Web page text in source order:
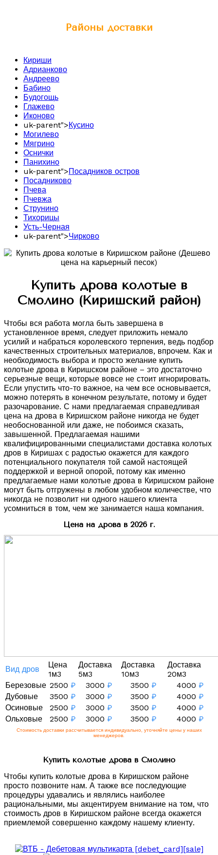
Районы доставки
Кириши
Адрианково
Андреево
Бабино
Будогощь
Глажево
Иконово
uk-parent">Кусино
Могилево
Мягрино
Оснички
Панихино
uk-parent">Посадников остров
Посадниково
Пчева
Пчевжа
Струнино
Тихорицы
Усть-Черная
uk-parent">Чирково
Купить дрова колотые в
Смолино (Киришский район)
Чтобы вся работа могла быть завершена в
установленное время, следует приложить немало
усилий и набраться королевского терпения, ведь подбор
качественных строительных материалов, впрочем. Как и
необходимость выбора и просто желание купить
колотые дрова в Киришском районе – это достаточно
серьезные вещи, которые вовсе не стоит игнорировать.
Если упустить что-то важное, на чем все основывается,
можно потерять в конечном результате, потому и будет
разочарование. С нами предлагаемая справедливая
цена на дрова в Киришском районе никогда не будет
необоснованной или даже, не побоимся сказать,
завышенной. Предлагаемая нашими
квалифицированными специалистами доставка колотых
дров в Киришах с радостью окажется для каждого
потенциального покупателя той самой настоящей
поддержкой и верной опорой, потому как именно
предлагаемые нами колотые дрова в Киришском районе
могут быть отгружены в любом удобном количестве, что
никогда не позволит ни одного нашего клиента
усомниться в том, чем же занимается наша компания.
Цена на дрова в 2026 г.
Вид дров
Цена
1м3
Доставка
5м3
Доставка
10м3
Доставка
20м3
Березовые 2500 ₽ 3000 ₽ 3500 ₽ 4000 ₽
Дубовые
3500 ₽ 3000 ₽ 3500 ₽ 4000 ₽
Осиновые
2500 ₽ 3000 ₽ 3500 ₽ 4000 ₽
Ольховые
2500 ₽ 3000 ₽ 3500 ₽ 4000 ₽
Стоимость доставки рассчитывается индивидуально, уточняйте цены у наших
менеджеров.
Купить колотые дрова в Смолино
Чтобы купить колотые дрова в Киришском районе
просто позвоните нам. А также все последующие
процедуры удавались и являлись наиболее
рациональными, мы акцентируем внимание на том, что
стоимость дров в Киришском районе всегда окажется
приемлемой совершенно каждому нашему клиенту.